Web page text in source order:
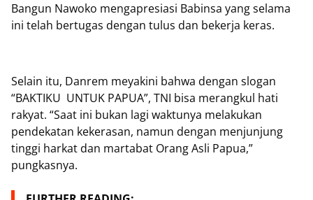
Bangun Nawoko mengapresiasi Babinsa yang selama
ini telah bertugas dengan tulus dan bekerja keras.
Selain itu, Danrem meyakini bahwa dengan slogan
“BAKTIKU UNTUK PAPUA”, TNI bisa merangkul hati
rakyat. “Saat ini bukan lagi waktunya melakukan
pendekatan kekerasan, namun dengan menjunjung
tinggi harkat dan martabat Orang Asli Papua,”
pungkasnya.